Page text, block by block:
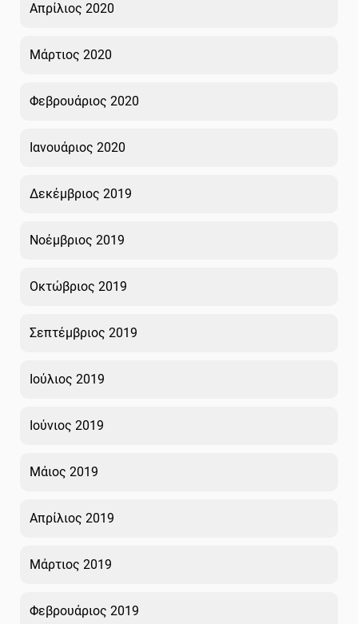
Απρίλιος 2020
Μάρτιος 2020
Φεβρουάριος 2020
Ιανουάριος 2020
Δεκέμβριος 2019
Νοέμβριος 2019
Οκτώβριος 2019
Σεπτέμβριος 2019
Ιούλιος 2019
Ιούνιος 2019
Μάιος 2019
Απρίλιος 2019
Μάρτιος 2019
Φεβρουάριος 2019